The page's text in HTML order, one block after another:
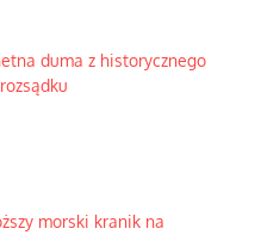
duma z historycznego
morski kranik na